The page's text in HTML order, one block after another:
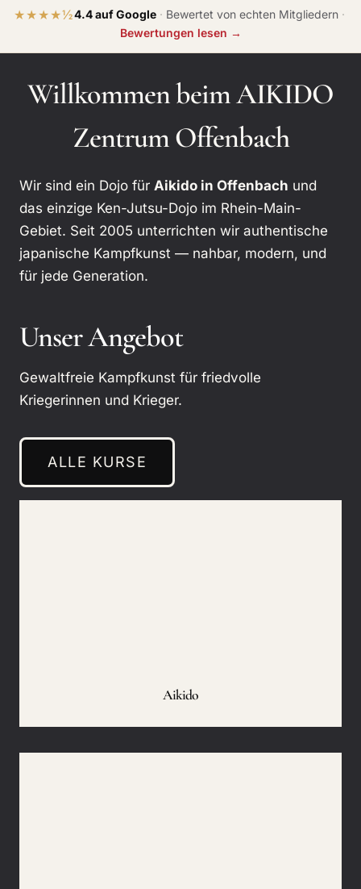
★★★★½4.4 auf Google · Bewertet von echten Mitgliedern ·
Bewertungen lesen →
Willkommen beim AIKIDO
Zentrum Offenbach
Wir sind ein Dojo für Aikido in Offenbach und
das einzige Ken-Jutsu-Dojo im Rhein-Main-
Gebiet. Seit 2005 unterrichten wir authentische
japanische Kampfkunst — nahbar, modern, und
für jede Generation.
Unser Angebot
Gewaltfreie Kampfkunst für friedvolle
Kriegerinnen und Krieger.
ALLE KURSE
Aikido